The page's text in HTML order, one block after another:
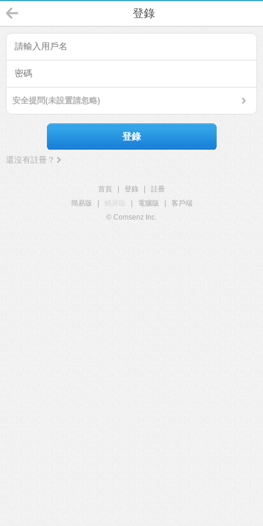
登錄
安全提問(未設置請忽略)
登錄
還沒有註冊？
首頁 登錄
註冊
簡易版
觸屏版 電腦版
客戶端
© Comsenz Inc.